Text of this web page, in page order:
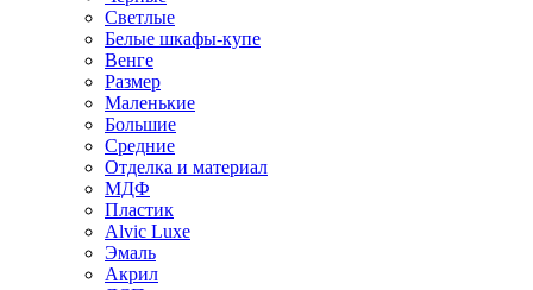
Светлые
Белые шкафы-купе
Венге
Размер
Маленькие
Большие
Средние
Отделка и материал
МДФ
Пластик
Alvic Luxe
Эмаль
Акрил